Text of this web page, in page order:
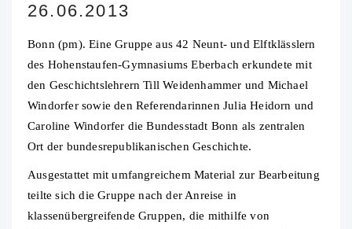
26.06.2013
Bonn (pm). Eine Gruppe aus 42 Neunt- und Elftklässlern
des Hohenstaufen-Gymnasiums Eberbach erkundete mit
den Geschichtslehrern Till Weidenhammer und Michael
Windorfer sowie den Referendarinnen Julia Heidorn und
Caroline Windorfer die Bundesstadt Bonn als zentralen
Ort der bundesrepublikanischen Geschichte.
Ausgestattet mit umfangreichem Material zur Bearbeitung
teilte sich die Gruppe nach der Anreise in
klassenübergreifende Gruppen, die mithilfe von